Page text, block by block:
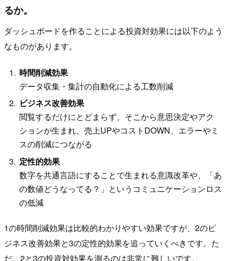
るか。
ダッシュボードを作ることによる投資対効果には以下のよう
なものがあります。
時間削減効果
データ収集・集計の自動化による工数削減
ビジネス改善効果
閲覧するだけにとどまらず、そこから意思決定やアク
ションが生まれ、売上UPやコストDOWN、エラーやミ
スの削減につながる
定性的効果
数字を共通言語にすることで生まれる意識改革や、「あ
の数値どうなってる？」というコミュニケーションロス
の低減
1の時間削減効果は比較的わかりやすい効果ですが、2のビ
ジネス改善効果と3の定性的効果を追っていくべきです。た
だ、2と3の投資対効果を測るのは非常に難しいです。